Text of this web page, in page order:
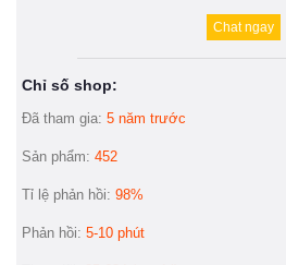
Chat ngay
Chỉ số shop:
Đã tham gia: 5 năm trước
Sản phẩm: 452
Tỉ lệ phản hồi: 98%
Phản hồi: 5-10 phút